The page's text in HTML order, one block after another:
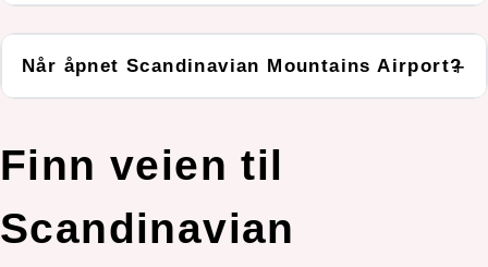
Når åpnet Scandinavian Mountains Airport?
Finn veien til
Scandinavian